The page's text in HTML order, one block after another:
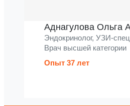
Аднагулова Ольга
Эндокринолог, УЗИ-
Врач высшей категории
Опыт 37 лет